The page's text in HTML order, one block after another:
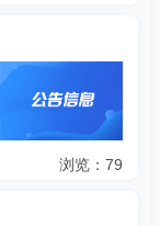
浏览：79